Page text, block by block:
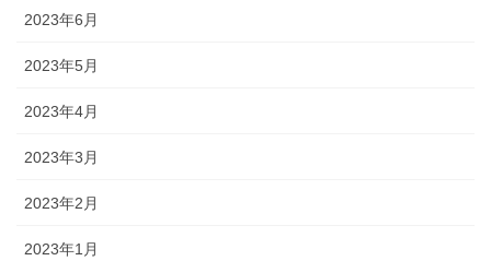
2023年6月
2023年5月
2023年4月
2023年3月
2023年2月
2023年1月